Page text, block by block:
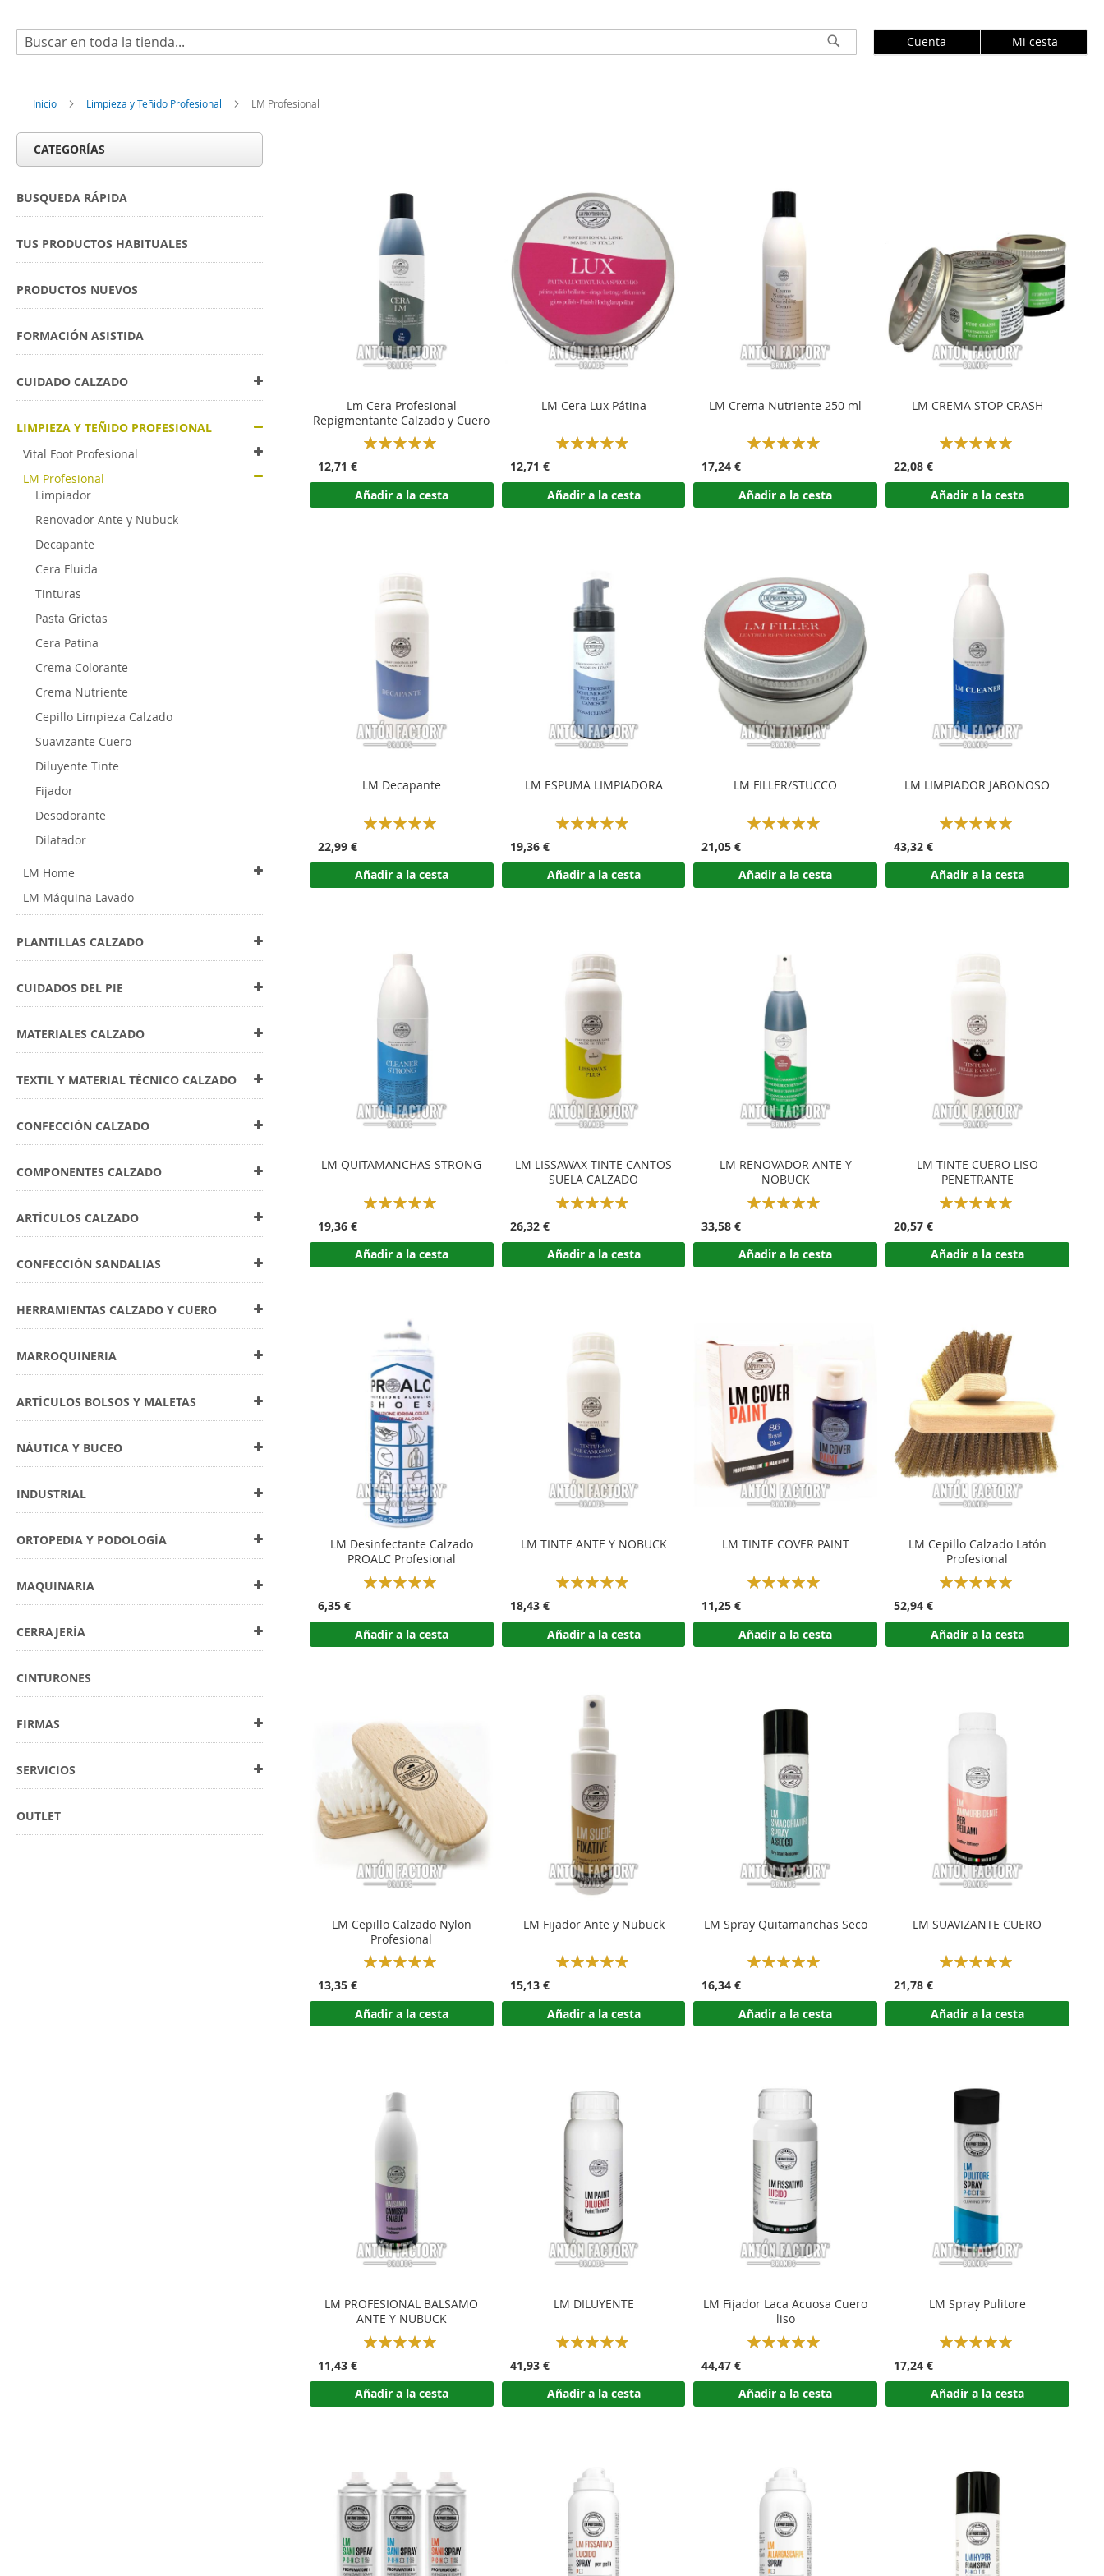
Buscar Buscar
Cuenta Mi cesta
Inicio Limpieza y Teñido Profesional LM Profesional
Lm Cera Profesional
Repigmentante Calzado y Cuero
Rating:
12,71 €
Añadir a la cesta
LM Cera Lux Pátina
Rating:
12,71 €
Añadir a la cesta
LM Crema Nutriente 250 ml
Rating:
17,24 €
Añadir a la cesta
LM CREMA STOP CRASH
Rating:
22,08 €
Añadir a la cesta
LM Decapante
Rating:
22,99 €
Añadir a la cesta
LM ESPUMA LIMPIADORA
Rating:
19,36 €
Añadir a la cesta
LM FILLER/STUCCO
Rating:
21,05 €
Añadir a la cesta
LM LIMPIADOR JABONOSO
Rating:
43,32 €
Añadir a la cesta
LM QUITAMANCHAS STRONG
Rating:
19,36 €
Añadir a la cesta
LM LISSAWAX TINTE CANTOS
SUELA CALZADO
Rating:
26,32 €
Añadir a la cesta
LM RENOVADOR ANTE Y
NOBUCK
Rating:
33,58 €
Añadir a la cesta
LM TINTE CUERO LISO
PENETRANTE
Rating:
20,57 €
Añadir a la cesta
LM Desinfectante Calzado
PROALC Profesional
Rating:
6,35 €
Añadir a la cesta
LM TINTE ANTE Y NOBUCK
Rating:
18,43 €
Añadir a la cesta
LM TINTE COVER PAINT
Rating:
11,25 €
Añadir a la cesta
LM Cepillo Calzado Latón
Profesional
Rating:
52,94 €
Añadir a la cesta
LM Cepillo Calzado Nylon
Profesional
Rating:
13,35 €
Añadir a la cesta
LM Fijador Ante y Nubuck
Rating:
15,13 €
Añadir a la cesta
LM Spray Quitamanchas Seco
Rating:
16,34 €
Añadir a la cesta
LM SUAVIZANTE CUERO
Rating:
21,78 €
Añadir a la cesta
LM PROFESIONAL BALSAMO
ANTE Y NUBUCK
Rating:
11,43 €
Añadir a la cesta
LM DILUYENTE
Rating:
41,93 €
Añadir a la cesta
LM Fijador Laca Acuosa Cuero
liso
Rating:
44,47 €
Añadir a la cesta
LM Spray Pulitore
Rating:
17,24 €
Añadir a la cesta
CATEGORÍAS
BUSQUEDA RÁPIDA
TUS PRODUCTOS HABITUALES
PRODUCTOS NUEVOS
FORMACIÓN ASISTIDA
CUIDADO CALZADO
LIMPIEZA Y TEÑIDO PROFESIONAL
Vital Foot Profesional
LM Profesional
Limpiador
Renovador Ante y Nubuck
Decapante
Cera Fluida
Tinturas
Pasta Grietas
Cera Patina
Crema Colorante
Crema Nutriente
Cepillo Limpieza Calzado
Suavizante Cuero
Diluyente Tinte
Fijador
Desodorante
Dilatador
LM Home
LM Máquina Lavado
PLANTILLAS CALZADO
CUIDADOS DEL PIE
MATERIALES CALZADO
TEXTIL Y MATERIAL TÉCNICO CALZADO
CONFECCIÓN CALZADO
COMPONENTES CALZADO
ARTÍCULOS CALZADO
CONFECCIÓN SANDALIAS
HERRAMIENTAS CALZADO Y CUERO
MARROQUINERIA
ARTÍCULOS BOLSOS Y MALETAS
NÁUTICA Y BUCEO
INDUSTRIAL
ORTOPEDIA Y PODOLOGÍA
MAQUINARIA
CERRAJERÍA
CINTURONES
FIRMAS
SERVICIOS
OUTLET